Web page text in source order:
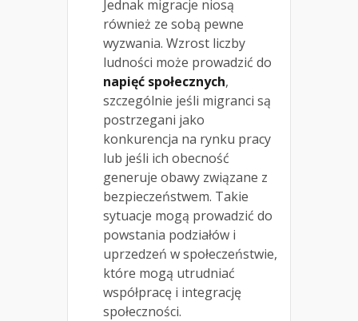
Jednak migracje niosą
również ze sobą pewne
wyzwania. Wzrost liczby
ludności może prowadzić do
napięć społecznych,
szczególnie jeśli migranci są
postrzegani jako
konkurencja na rynku pracy
lub jeśli ich obecność
generuje obawy związane z
bezpieczeństwem. Takie
sytuacje mogą prowadzić do
powstania podziałów i
uprzedzeń w społeczeństwie,
które mogą utrudniać
współpracę i integrację
społeczności.